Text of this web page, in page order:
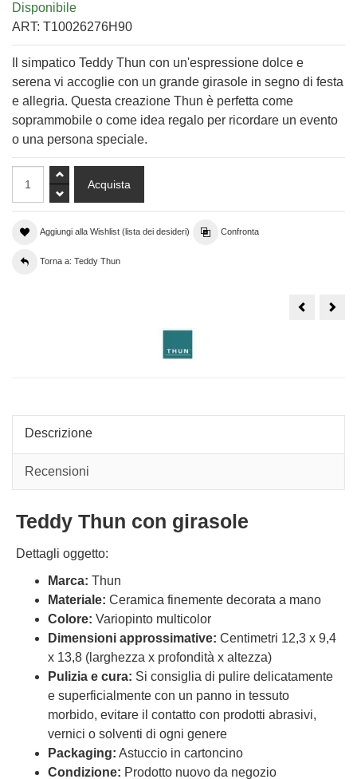
Disponibile
ART: T10026276H90
Il simpatico Teddy Thun con un'espressione dolce e
serena vi accoglie con un grande girasole in segno di festa
e allegria. Questa creazione Thun è perfetta come
soprammobile o come idea regalo per ricordare un evento
o una persona speciale.
Aggiungi alla Wishlist (lista dei desideri) Confronta
Torna a: Teddy Thun
Teddy
Descrizione
Recensioni
Teddy Thun con girasole
Dettagli oggetto:
Marca: Thun
Materiale: Ceramica finemente decorata a mano
Colore: Variopinto multicolor
Dimensioni approssimative: Centimetri 12,3 x 9,4
x 13,8 (larghezza x profondità x altezza)
Pulizia e cura: Si consiglia di pulire delicatamente
e superficialmente con un panno in tessuto
morbido, evitare il contatto con prodotti abrasivi,
vernici o solventi di ogni genere
Packaging: Astuccio in cartoncino
Condizione: Prodotto nuovo da negozio